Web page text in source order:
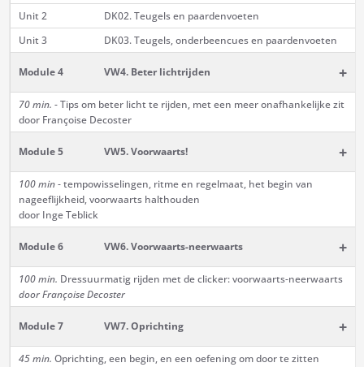
Unit 2
DK02. Teugels en paardenvoeten
Unit 3
DK03. Teugels, onderbeencues en paardenvoeten
Module 4 VW4. Beter lichtrijden +
70 min. - Tips om beter licht te rijden, met een meer onafhankelijke zit
door Françoise Decoster
Module 5 VW5. Voorwaarts! +
100 min- tempowisselingen, ritme en regelmaat, het begin van
nageeflijkheid, voorwaarts halthouden
door Inge Teblick
Module 6 VW6. Voorwaarts-neerwaarts +
100 min. Dressuurmatig rijden met de clicker: voorwaarts-neerwaarts
door Françoise Decoster
Module 7 VW7. Oprichting +
45 min. Oprichting, een begin, en een oefening om door te zitten